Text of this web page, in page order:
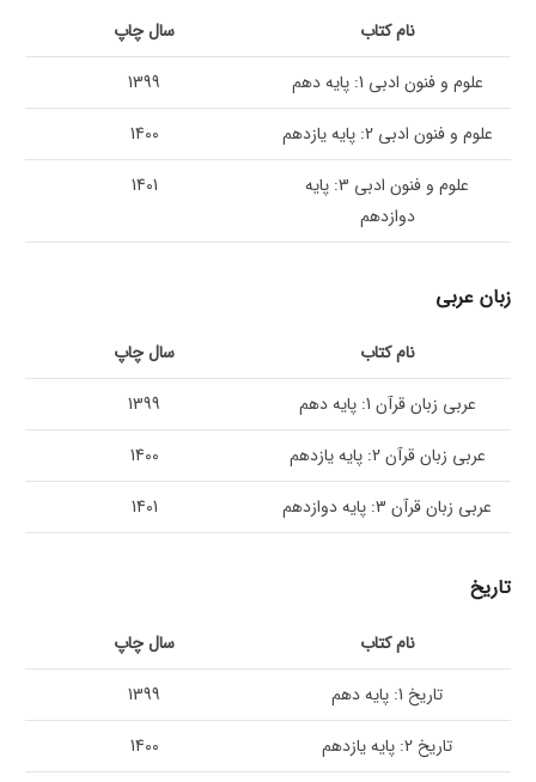
نام کتاب
سال چاپ
علوم و فنون ادبی 1: پایه دهم
1399
علوم و فنون ادبی 2: پایه یازدهم
1400
علوم و فنون ادبی 3: پایه
دوازدهم
1401
زبان عربی
نام کتاب
سال چاپ
عربی زبان قرآن 1: پایه دهم
1399
عربی زبان قرآن 2: پایه یازدهم
1400
عربی زبان قرآن 3: پایه دوازدهم
1401
تاریخ
نام کتاب
سال چاپ
تاریخ 1: پایه دهم
1399
تاریخ 2: پایه یازدهم
1400